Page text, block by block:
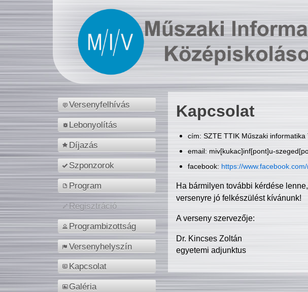
Versenyfelhívás
Lebonyolítás
Díjazás
Szponzorok
Program
Regisztráció
Programbizottság
Versenyhelyszín
Kapcsolat
Galéria
Kapcsolat
cím: SZTE TTIK Műszaki
email: miv[kukac]inf[pont]u-
facebook: https://
Ha bármilyen további kérdése
versenyre jó felkészülést kívánunk!
A verseny szervezője:
Dr. Kincses Zoltán
egyetemi adjunktus